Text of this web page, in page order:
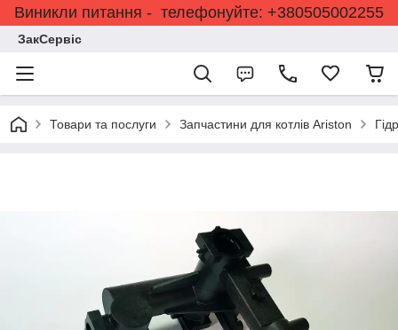
Виникли питання - телефонуйте: +380505002255
ЗакСервіс
Товари та послуги Запчастини для котлів Ariston